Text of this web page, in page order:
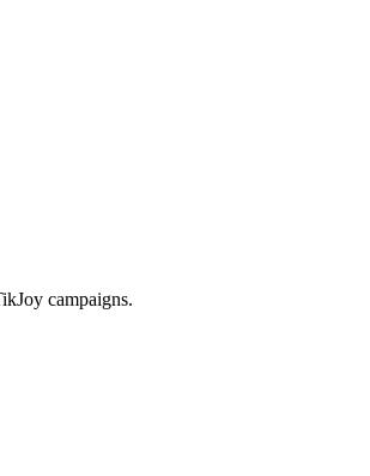
campaigns.